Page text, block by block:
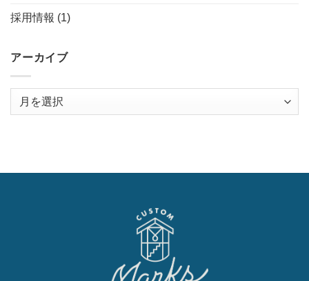
採用情報 (1)
アーカイブ
ー